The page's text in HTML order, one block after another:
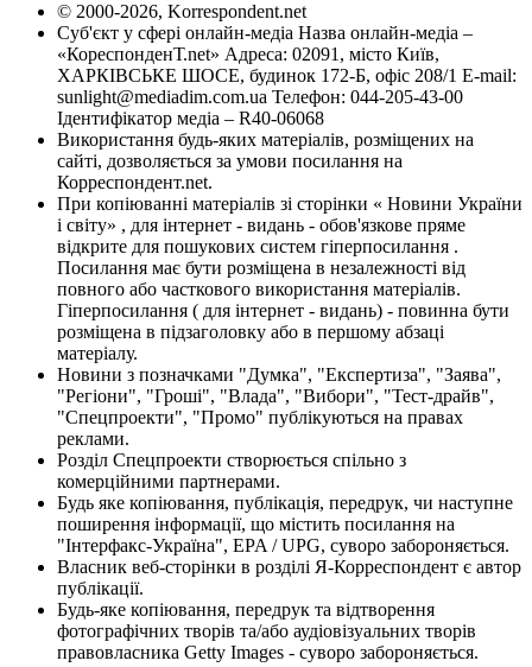
© 2000-2026, Korrespondent.net
Суб'єкт у сфері онлайн-медіа Назва онлайн-медіа –
«КореспонденТ.net» Адреса: 02091, місто Київ,
ХАРКІВСЬКЕ ШОСЕ, будинок 172-Б, офіс 208/1 E-mail:
sunlight@mediadim.com.ua Телефон: 044-205-43-00
Ідентифікатор медіа – R40-06068
Використання будь-яких матеріалів, розміщених на
сайті, дозволяється за умови посилання на
Корреспондент.net.
При копіюванні матеріалів зі сторінки « Новини України
і світу» , для інтернет - видань - обов'язкове пряме
відкрите для пошукових систем гіперпосилання .
Посилання має бути розміщена в незалежності від
повного або часткового використання матеріалів.
Гіперпосилання ( для інтернет - видань) - повинна бути
розміщена в підзаголовку або в першому абзаці
матеріалу.
Новини з позначками "Думка", "Експертиза", "Заява",
"Регіони", "Гроші", "Влада", "Вибори", "Тест-драйв",
"Спецпроекти", "Промо" публікуються на правах
реклами.
Розділ Спецпроекти створюється спільно з
комерційними партнерами.
Будь яке копіювання, публікація, передрук, чи наступне
поширення інформації, що містить посилання на
"Інтерфакс-Україна", EPA / UPG, суворо забороняється.
Власник веб-сторінки в розділі Я-Корреспондент є автор
публікації.
Будь-яке копіювання, передрук та відтворення
фотографічних творів та/або аудіовізуальних творів
правовласника Getty Images - суворо забороняється.